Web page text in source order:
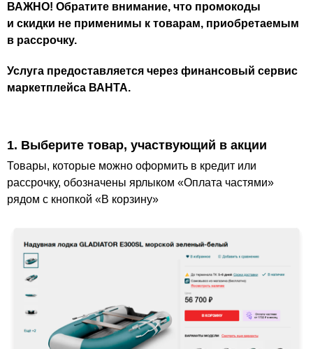
ВАЖНО! Обратите внимание, что промокоды
и скидки не применимы к товарам, приобретаемым
в рассрочку.
Услуга предоставляется через финансовый сервис
маркетплейса ВАНТА.
1. Выберите товар, участвующий в акции
Товары, которые можно оформить в кредит или
рассрочку, обозначены ярлыком «Оплата частями»
рядом с кнопкой «В корзину»